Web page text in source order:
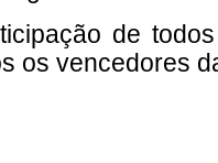
de
os vencedores